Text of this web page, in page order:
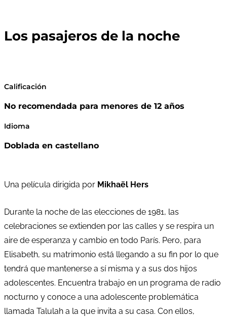
Los pasajeros de la noche
Calificación
No recomendada para menores de 12 años
Idioma
Doblada en castellano
Una película dirigida por Mikhaël Hers
Durante la noche de las elecciones de 1981, las
celebraciones se extienden por las calles y se respira un
aire de esperanza y cambio en todo París. Pero, para
Elisabeth, su matrimonio está llegando a su fin por lo que
tendrá que mantenerse a sí misma y a sus dos hijos
adolescentes. Encuentra trabajo en un programa de radio
nocturno y conoce a una adolescente problemática
llamada Talulah a la que invita a su casa. Con ellos,